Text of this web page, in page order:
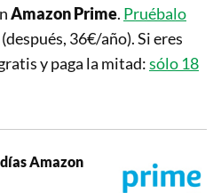
Amazon Prime. Pruébalo
36€/año). Si eres
y paga la mitad:sólo 18
Amazon